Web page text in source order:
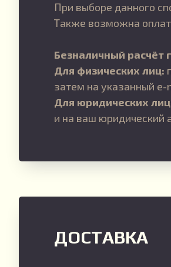
При выборе данного
Также возможна
Безналичный расчёт
Для физических лиц:
затем на указанный e-
Для юридических лиц
и на ваш юридический
ДОСТАВКА